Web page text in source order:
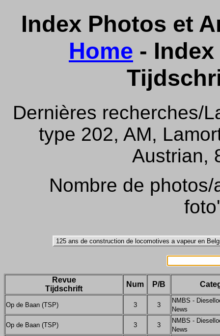
Index Photos et
Home -
Dernières recherches/
type 202, AM,
Austrian,
Nombre de
Revue
Tijdschrift
Num P/B
Op de Baan (TSP) 3 3
NMBS -
News
Op de Baan (TSP) 3 3
NMBS -
News